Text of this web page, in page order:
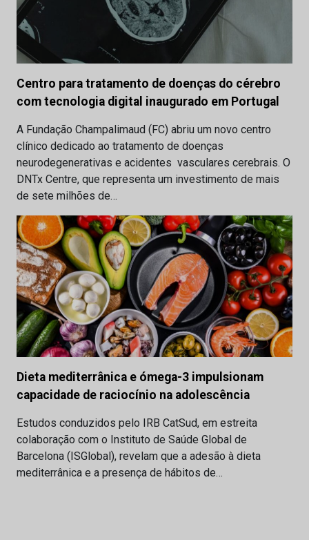
Centro para tratamento de doenças do cérebro
com tecnologia digital inaugurado em Portugal
A Fundação Champalimaud (FC) abriu um novo centro
clínico dedicado ao tratamento de doenças
neurodegenerativas e acidentes vasculares cerebrais. O
DNTx Centre, que representa um investimento de mais
de sete milhões de…
Dieta mediterrânica e ómega-3 impulsionam
capacidade de raciocínio na adolescência
Estudos conduzidos pelo IRB CatSud, em estreita
colaboração com o Instituto de Saúde Global de
Barcelona (ISGlobal), revelam que a adesão à dieta
mediterrânica e a presença de hábitos de…